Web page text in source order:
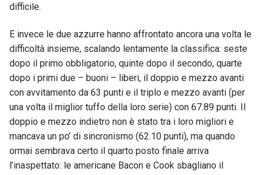
difficile.
E invece le due azzurre hanno affrontato ancora una volta le
difficoltà insieme, scalando lentamente la classifica: seste
dopo il primo obbligatorio, quinte dopo il secondo, quarte
dopo i primi due – buoni – liberi, il doppio e mezzo avanti
con avvitamento da 63 punti e il triplo e mezzo avanti (per
una volta il miglior tuffo della loro serie) con 67.89 punti. Il
doppio e mezzo indietro non è stato tra i loro migliori e
mancava un po’ di sincronismo (62.10 punti), ma quando
ormai sembrava certo il quarto posto finale arriva
l’inaspettato: le americane Bacon e Cook sbagliano il